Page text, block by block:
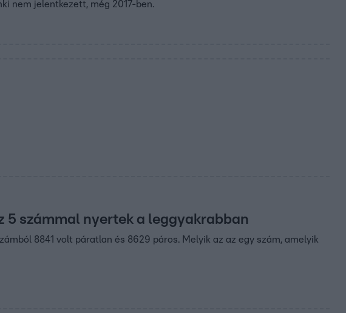
nem jelentkezett, még 2017-ben.
5 számmal nyertek a leggyakrabban
8841 volt páratlan és 8629 páros. Melyik az az egy szám, amelyik